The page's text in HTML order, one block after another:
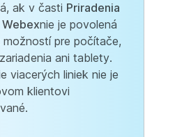
ak v časti Priradenia
nie je povolená
možností pre počítače,
ani tablety.
viacerých liniek nie je
klientovi